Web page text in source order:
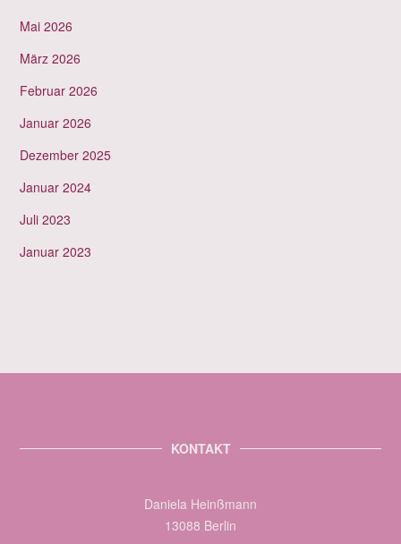
Mai 2026
März 2026
Februar 2026
Januar 2026
Dezember 2025
Januar 2024
Juli 2023
Januar 2023
KONTAKT
Daniela Heinßmann
13088 Berlin